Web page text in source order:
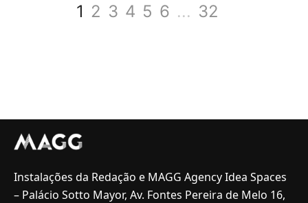
1 2 3 4 5 6 ... 32
Instalações da Redação e MAGG Agency Idea Spaces
– Palácio Sotto Mayor, Av. Fontes Pereira de Melo 16,